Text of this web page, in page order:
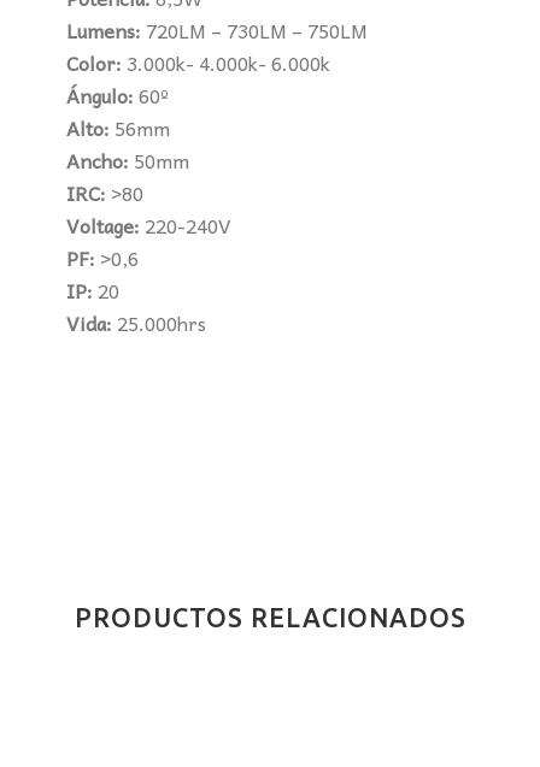
Lumens: 720LM – 730LM – 750LM
Color: 3.000k- 4.000k- 6.000k
Ángulo:60º
Alto: 56mm
Ancho: 50mm
IRC: >80
Voltage: 220-240V
PF: >0,6
IP: 20
Vida: 25.000hrs
PRODUCTOS RELACIONADOS